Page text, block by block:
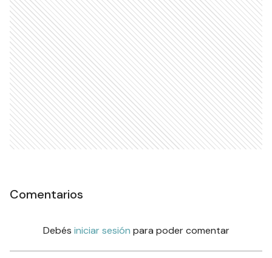
Comentarios
Debés iniciar sesión para poder comentar